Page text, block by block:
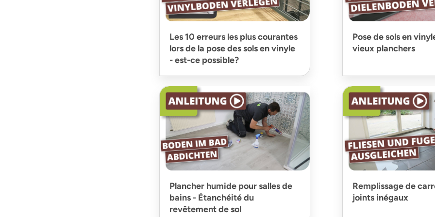
Les 10 erreurs les plus courantes
lors de la pose des sols en vinyle
- est-ce possible?
Pose de sols en
vieux planchers
Plancher humide pour salles de
bains - Étanchéité du
revêtement de sol
Remplissage de
joints inégaux